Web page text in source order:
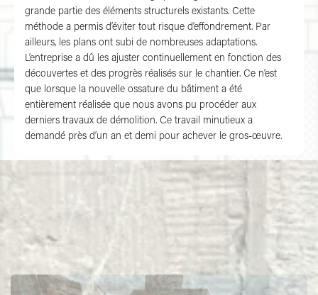
grande partie des éléments structurels existants. Cette
méthode a permis d’éviter tout risque d’effondrement. Par
ailleurs, les plans ont subi de nombreuses adaptations.
L’entreprise a dû les ajuster continuellement en fonction des
découvertes et des progrès réalisés sur le chantier. Ce n’est
que lorsque la nouvelle ossature du bâtiment a été
entièrement réalisée que nous avons pu procéder aux
derniers travaux de démolition. Ce travail minutieux a
demandé près d’un an et demi pour achever le gros-œuvre.